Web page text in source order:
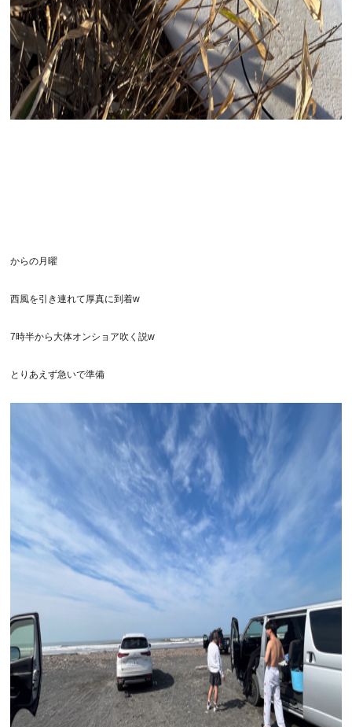
からの月曜
西風を引き連れて厚真に到着w
7時半から大体オンショア吹く説w
とりあえず急いで準備